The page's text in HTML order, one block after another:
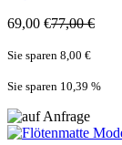
69,00 €77,00 €
Sie sparen 8,00 €
Sie sparen 10,39 %